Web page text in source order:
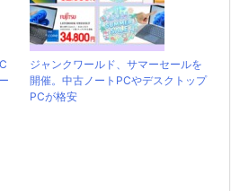
ジャンクワールド、サマーセールを
開催。中古ノートPCやデスクトップ
PCが格安